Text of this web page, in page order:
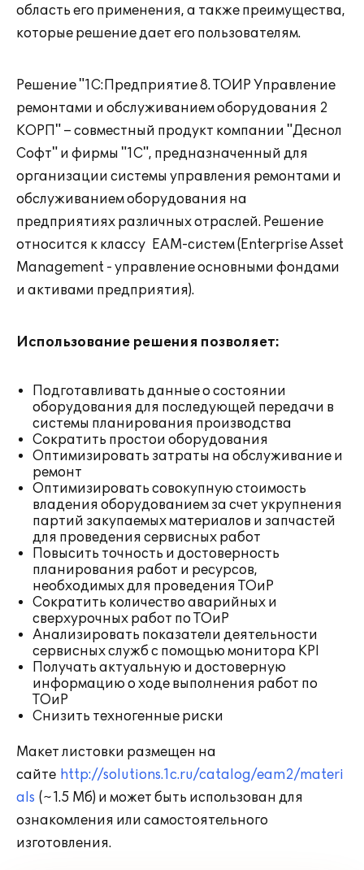
область его применения, а также преимущества,
которые решение дает его пользователям.
Решение "1С:Предприятие 8. ТОИР Управление
ремонтами и обслуживанием оборудования 2
КОРП" – совместный продукт компании "Деснол
Софт" и фирмы "1С", предназначенный для
организации системы управления ремонтами и
обслуживанием оборудования на
предприятиях различных отраслей. Решение
относится к классу EAM-систем (Enterprise Asset
Management - управление основными фондами
и активами предприятия).
Использование решения позволяет:
Подготавливать данные о состоянии
оборудования для последующей передачи в
системы планирования производства
Сократить простои оборудования
Оптимизировать затраты на обслуживание и
ремонт
Оптимизировать совокупную стоимость
владения оборудованием за счет укрупнения
партий закупаемых материалов и запчастей
для проведения сервисных работ
Повысить точность и достоверность
планирования работ и ресурсов,
необходимых для проведения ТОиР
Сократить количество аварийных и
сверхурочных работ по ТОиР
Анализировать показатели деятельности
сервисных служб с помощью монитора KPI
Получать актуальную и достоверную
информацию о ходе выполнения работ по
ТОиР
Снизить техногенные риски
Макет листовки размещен на
сайте http://solutions.1c.ru/catalog/eam2/materi
als (~1.5 Mб) и может быть использован для
ознакомления или самостоятельного
изготовления.